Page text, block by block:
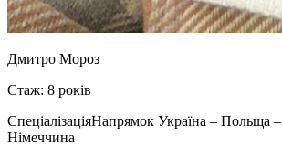
Дмитро Мороз
Стаж: 8 років
СпеціалізаціяНапрямок Україна – Польща –
Німеччина